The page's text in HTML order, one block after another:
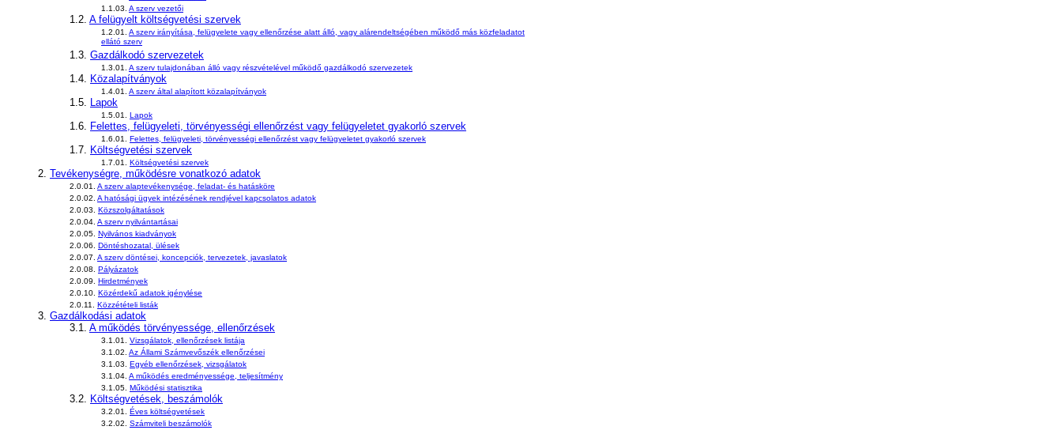
1.1.03. A szerv vezetői
1.2. A felügyelt költségvetési szervek
1.2.01. A szerv irányítása, felügyelete vagy ellenőrzése alatt álló, vagy alárendeltségében működő más közfeladatot
ellátó szerv
1.3. Gazdálkodó szervezetek
1.3.01. A szerv tulajdonában álló vagy részvételével működő gazdálkodó szervezetek
1.4. Közalapítványok
1.4.01. A szerv által alapított közalapítványok
1.5. Lapok
1.5.01. Lapok
1.6. Felettes, felügyeleti, törvényességi ellenőrzést vagy felügyeletet gyakorló szervek
1.6.01. Felettes, felügyeleti, törvényességi ellenőrzést vagy felügyeletet gyakorló szervek
1.7. Költségvetési szervek
1.7.01. Költségvetési szervek
2. Tevékenységre, működésre vonatkozó adatok
2.0.01. A szerv alaptevékenysége, feladat- és hatásköre
2.0.02. A hatósági ügyek intézésének rendjével kapcsolatos adatok
2.0.03. Közszolgáltatások
2.0.04. A szerv nyilvántartásai
2.0.05. Nyilvános kiadványok
2.0.06. Döntéshozatal, ülések
2.0.07. A szerv döntései, koncepciók, tervezetek, javaslatok
2.0.08. Pályázatok
2.0.09. Hirdetmények
2.0.10. Közérdekű adatok igénylése
2.0.11. Közzétételi listák
3. Gazdálkodási adatok
3.1. A működés törvényessége, ellenőrzések
3.1.01. Vizsgálatok, ellenőrzések listája
3.1.02. Az Állami Számvevőszék ellenőrzései
3.1.03. Egyéb ellenőrzések, vizsgálatok
3.1.04. A működés eredményessége, teljesítmény
3.1.05. Működési statisztika
3.2. Költségvetések, beszámolók
3.2.01. Éves költségvetések
3.2.02. Számviteli beszámolók